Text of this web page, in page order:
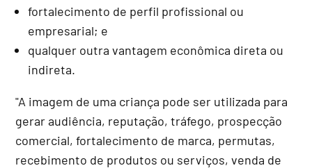
fortalecimento de perfil profissional ou
empresarial; e
qualquer outra vantagem econômica direta ou
indireta.
"A imagem de uma criança pode ser utilizada para
gerar audiência, reputação, tráfego, prospecção
comercial, fortalecimento de marca, permutas,
recebimento de produtos ou serviços, venda de